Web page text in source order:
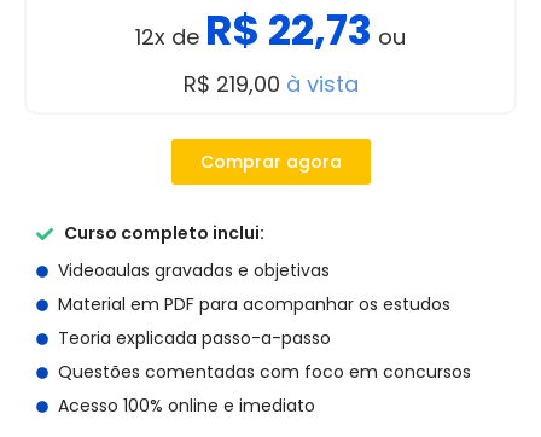
12x de R$ 22,73 ou
R$ 219,00 à vista
Comprar agora
Curso completo inclui:
Videoaulas gravadas e objetivas
Material em PDF para acompanhar os estudos
Teoria explicada passo-a-passo
Questões comentadas com foco em concursos
Acesso 100% online e imediato